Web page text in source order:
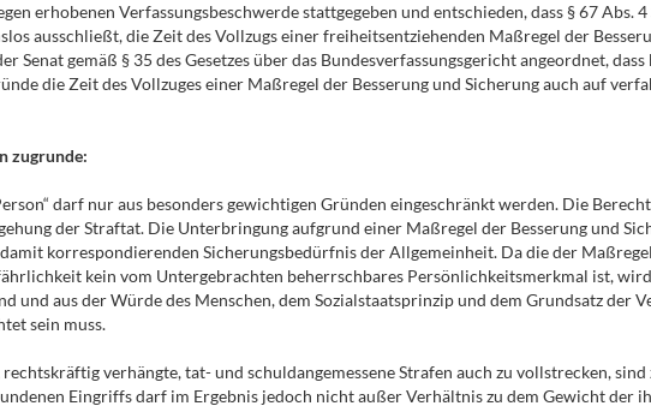
erhobenen Verfassungsbeschwerde stattgegeben und entschieden, dass § 67 Abs.
ausschließt, die Zeit des Vollzugs einer freiheitsentziehenden Maßregel der
gemäß § 35 des Gesetzes über das Bundesverfassungsgericht angeordnet,
die Zeit des Vollzuges einer Maßregel der Besserung und Sicherung auch auf
zugrunde:
darf nur aus besonders gewichtigen Gründen eingeschränkt werden. Die
der Straftat. Die Unterbringung aufgrund einer Maßregel der Besserung und
korrespondierenden Sicherungsbedürfnis der Allgemeinheit. Da die der
kein vom Untergebrachten beherrschbares Persönlichkeitsmerkmal ist,
und aus der Würde des Menschen, dem Sozialstaatsprinzip und dem Grundsatz der
sein muss.
verhängte, tat- und schuldangemessene Strafen auch zu vollstrecken,
Eingriffs darf im Ergebnis jedoch nicht außer Verhältnis zu dem Gewicht der